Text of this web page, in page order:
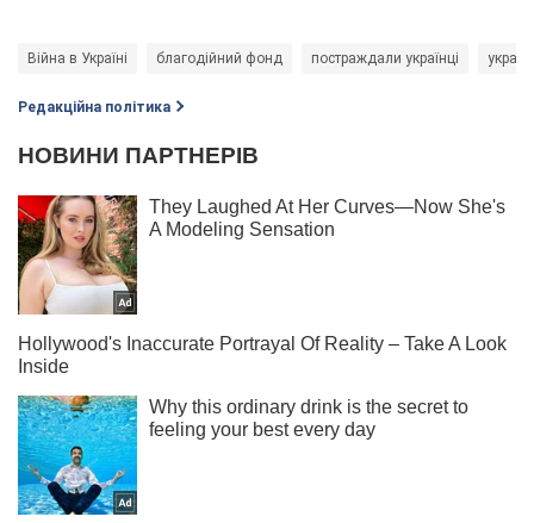
Війна в Україні благодійний фонд постраждали українці
Редакційна політика